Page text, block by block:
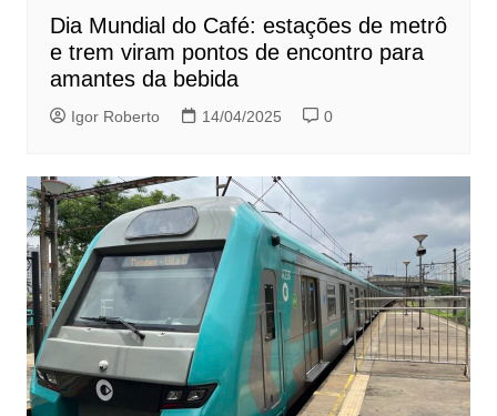
Dia Mundial do Café: estações de metrô
e trem viram pontos de encontro para
amantes da bebida
Igor Roberto 14/04/2025 0